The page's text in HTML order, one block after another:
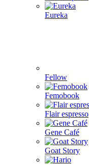
Eureka
Fellow
Femobook
Flair espresso
Gene Café
Goat Story